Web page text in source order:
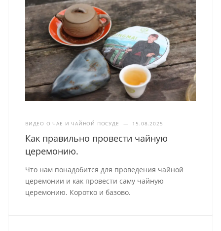
ВИДЕО О ЧАЕ И ЧАЙНОЙ ПОСУДЕ — 15.08.2025
Как правильно провести чайную
церемонию.
Что нам понадобится для проведения чайной
церемонии и как провести саму чайную
церемонию. Коротко и базово.